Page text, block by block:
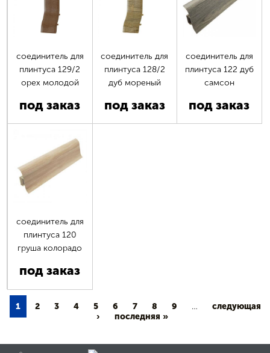
соединитель для
плинтуса 129/2
орех молодой
под заказ
соединитель для
плинтуса 128/2
дуб мореный
под заказ
соединитель для
плинтуса 122 дуб
самсон
под заказ
соединитель для
плинтуса 120
груша колорадо
под заказ
1 2 3 4 5 6 7 8 9 …
следующая
›
последняя »